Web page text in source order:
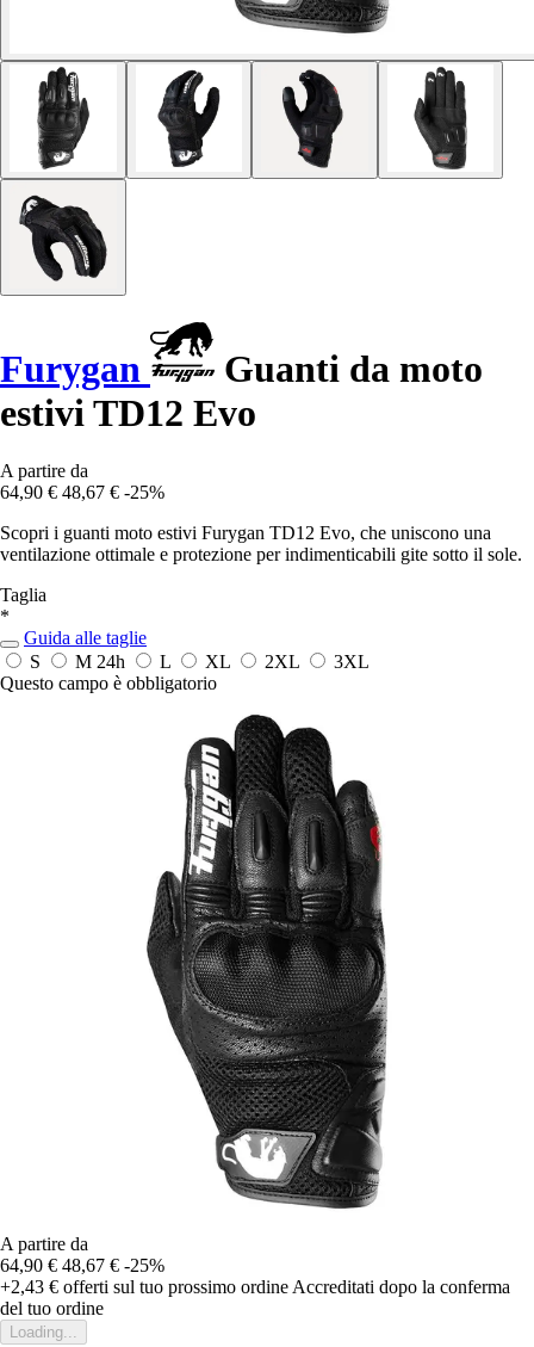
Furygan
Guanti da moto
estivi TD12 Evo
A partire da
64,90 € 48,67 € -25%
Scopri i guanti moto estivi Furygan TD12 Evo, che uniscono una
ventilazione ottimale e protezione per indimenticabili gite sotto il sole.
Taglia
*
Guida alle taglie
S
M 24h L XL 2XL
3XL
Questo campo è obbligatorio
A partire da
64,90 € 48,67 € -25%
+2,43 € offerti sul tuo prossimo ordine Accreditati dopo la conferma
del tuo ordine
Loading...